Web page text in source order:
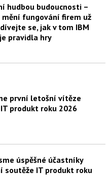
hudbou budoucnosti –
mění fungování firem už
se, jak v tom IBM
pravidla hry
první letošní vítěze
produkt roku 2026
úspěšné účastníky
soutěže IT produkt roku